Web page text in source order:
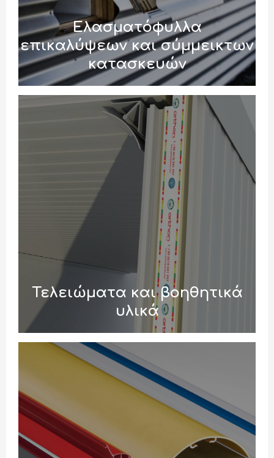
Ελασματόφυλλα
επικαλύψεων και σύμμεικτων
κατασκευών
Τελειώματα και βοηθητικά
υλικά